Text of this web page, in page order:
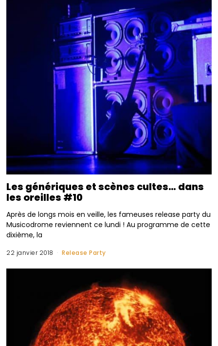
Les génériques et scènes cultes… dans
les oreilles #10
Après de longs mois en veille, les fameuses release party du
Musicodrome reviennent ce lundi ! Au programme de cette
dixième, la
22 janvier 2018 Release Party